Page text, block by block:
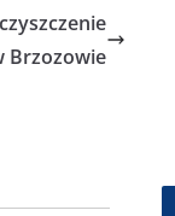
Brzozowie